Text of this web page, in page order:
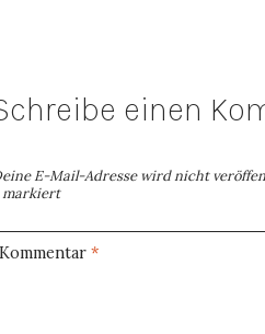
einen
E-Mail-Adresse wird nicht
markiert
Kommentar*